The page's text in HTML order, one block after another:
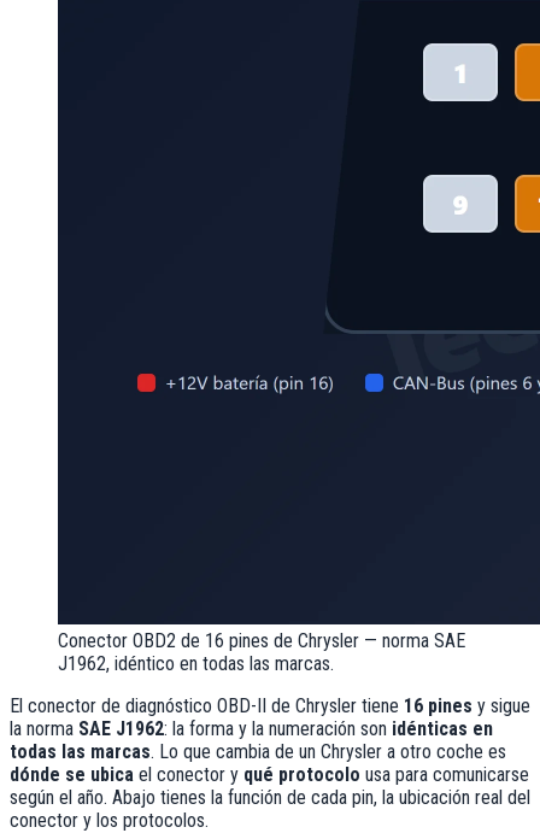
Conector OBD2 de 16 pines de Chrysler — norma SAE
J1962, idéntico en todas las marcas.
El conector de diagnóstico OBD-II de Chrysler tiene 16 pines y sigue
la norma SAE J1962: la forma y la numeración son idénticas en
todas las marcas. Lo que cambia de un Chrysler a otro coche es
dónde se ubica el conector y qué protocolo usa para comunicarse
según el año. Abajo tienes la función de cada pin, la ubicación real del
conector y los protocolos.